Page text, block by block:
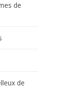
de
de